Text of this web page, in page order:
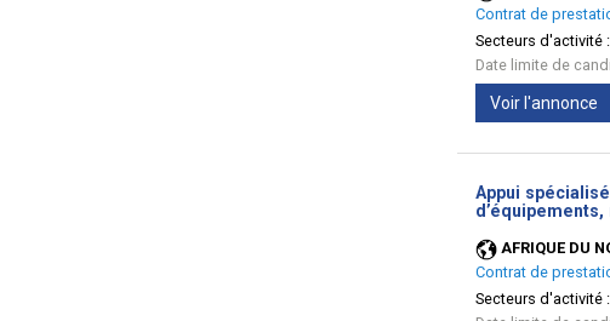
Contrat de
Secteurs d'activité :
Date limite de
Voir l'annonce
Appui
AFRIQUE DU
Contrat de
Secteurs d'activité :